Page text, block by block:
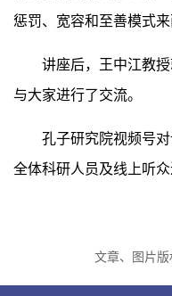
惩罚、宽容和至善模式来
讲座后，王中江教授
与大家进行了交流。
孔子研究院视频号对
全体科研人员及线上听
文章、图片